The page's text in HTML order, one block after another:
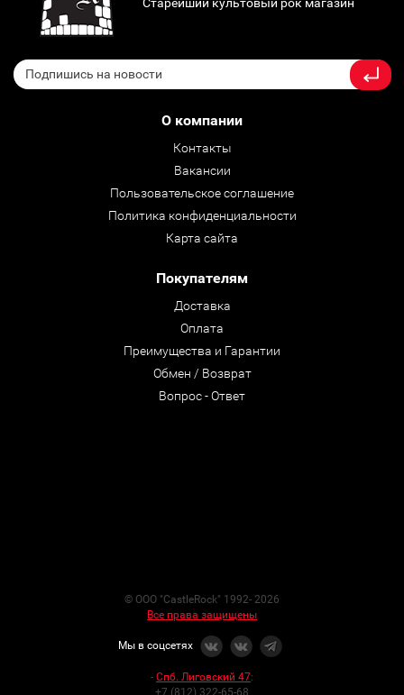
О компании
Контакты
Вакансии
Пользовательское соглашение
Политика конфиденциальности
Карта сайта
Покупателям
Доставка
Оплата
Преимущества и Гарантии
Обмен / Возврат
Вопрос - Ответ
© ООО "CastleRock" 1992- 2026
Все права защищены
Мы в соцсетях
- Спб. Лиговский 47:
+7 (812) 322-65-68